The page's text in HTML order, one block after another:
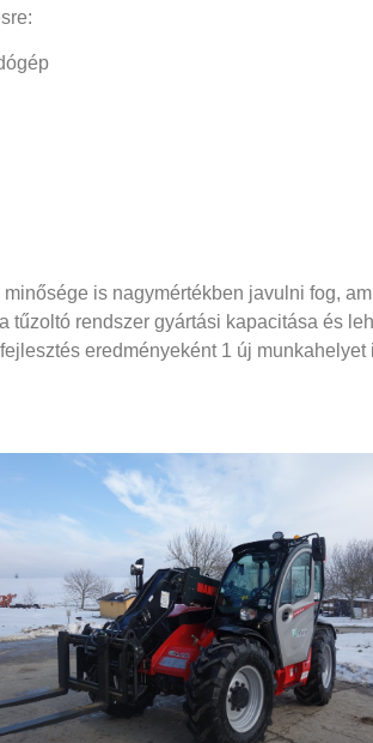
is nagymértékben javulni fog,
tűzoltó rendszer gyártási kapacitása és
eredményeként 1 új munkahelyet